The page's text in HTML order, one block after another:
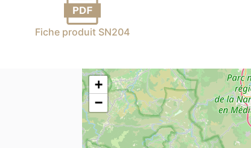
Fiche produit SN204
+
−